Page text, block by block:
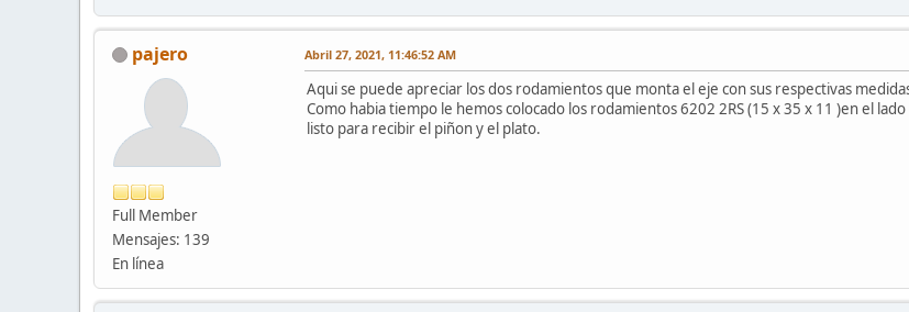
pajero
Full Member
Mensajes: 139
En línea
Abril 27, 2021, 11:46:52 AM
Aqui se puede apreciar los dos rodamientos que monta el eje con sus respectivas
Como habia tiempo le hemos colocado los rodamientos 6202 2RS (15 x 35 x 11 )en el
listo para recibir el piñon y el plato.